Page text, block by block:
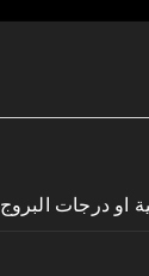
او درجات البروج